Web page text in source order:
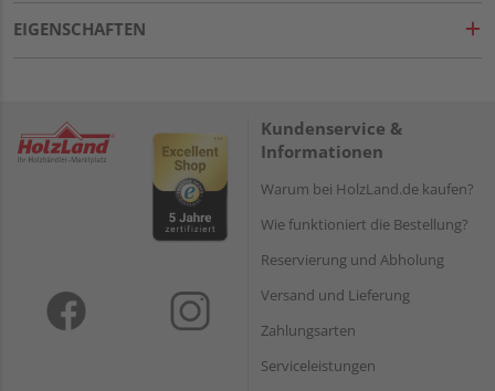
EIGENSCHAFTEN
Kundenservice &
Informationen
Warum bei HolzLand.de kaufen?
Wie funktioniert die Bestellung?
Reservierung und Abholung
Versand und Lieferung
Zahlungsarten
Serviceleistungen